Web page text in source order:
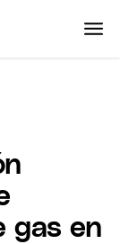
gas en